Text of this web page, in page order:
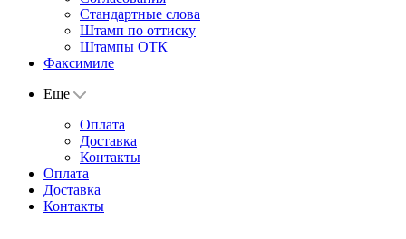
Стандартные слова
Штамп по оттиску
Штампы ОТК
Факсимиле
Еще
Оплата
Доставка
Контакты
Оплата
Доставка
Контакты